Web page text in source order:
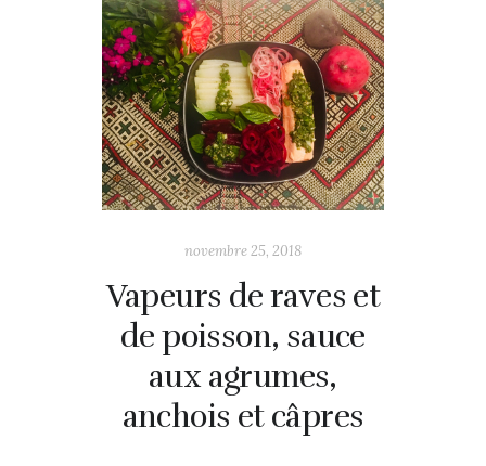
novembre 25, 2018
Vapeurs de raves et
de poisson, sauce
aux agrumes,
anchois et câpres